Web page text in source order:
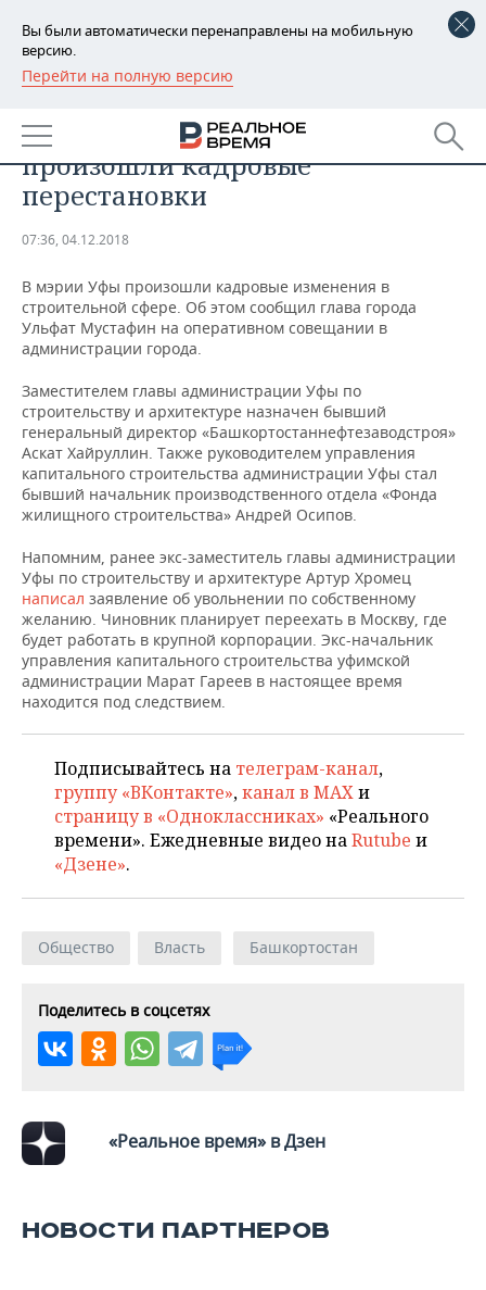
Вы были автоматически перенаправлены на мобильную
версию.
Перейти на полную версию
РЕГИОНЫ
БАШКОРТОСТАН
ТАТАРСТАН
НОВОСТИ
АНАЛИТИКА
ДЕКЛАРАЦИИ О ДОХОДАХ
КОРОЛИ ГОСЗАКАЗА ПФО
КОМУ ПРИНАДЛЕЖАТ
ТОРГОВЫЕ ЦЕНТРЫ
ТАТАРСТАНА
НОВОСТИ ЭКОНОМИКИ
ФИНАНСЫ
БЮДЖЕТ
ИНВЕСТИЦИИ
ПРОМЫШЛЕННОСТЬ
НОВОСТИ
ПРОМЫШЛЕННОСТИ
АГРОПРОМ
МАШИНОСТРОЕНИЕ
НЕФТЕХИМИЯ
ОПК
ЭНЕРГЕТИКА
НЕДВИЖИМОСТЬ
НОВОСТИ АВТО
БИЗНЕС
НОВОСТИ БИЗНЕСА
РОЗНИЧНАЯ ТОРГОВЛЯ
ТРАНСПОРТ
УСЛУГИ
ТЕХНОЛОГИИ
НОВОСТИ ТЕХНОЛОГИЙ
IT
МЕДИА
ТЕЛЕКОММУНИКАЦИИ
МЕРОПРИЯТИЯ
НОВОСТИ МЕРОПРИЯТИЙ
ВЫЕЗДНАЯ РЕДАКЦИЯ
БИЗНЕС-БРАНЧИ
ОТКРЫТАЯ ЛЕКЦИЯ
СПОРТ
НОВОСТИ СПОРТА
ФУТБОЛ
БАСКЕТБОЛ
ВОЛЕЙБОЛ
КИБЕРСПОРТ
ХОККЕЙ С МЯЧОМ
ОБЩЕСТВО
НОВОСТИ ОБЩЕСТВА
ИНФРАСТРУКТУРА
ИСТОРИЯ
КУЛЬТУРА
ПРОИСШЕСТВИЯ
ФОТОГАЛЕРЕЯ
СЮЖЕТЫ
СПРАВОЧНИК
СПИСОК ПЕРСОН
СПИСОК КОМПАНИЙ
ПОЛНАЯ ВЕРСИЯ
В администрации Уфы
произошли кадровые
перестановки
07:36, 04.12.2018
В мэрии Уфы произошли кадровые изменения в
строительной сфере. Об этом сообщил глава города
Ульфат Мустафин на оперативном совещании в
администрации города.
Заместителем главы администрации Уфы по
строительству и архитектуре назначен бывший
генеральный директор «Башкортостаннефтезаводстроя»
Аскат Хайруллин. Также руководителем управления
капитального строительства администрации Уфы стал
бывший начальник производственного отдела «Фонда
жилищного строительства» Андрей Осипов.
Напомним, ранее экс-заместитель главы администрации
Уфы по строительству и архитектуре Артур Хромец
написал заявление об увольнении по собственному
желанию. Чиновник планирует переехать в Москву, где
будет работать в крупной корпорации. Экс-начальник
управления капитального строительства уфимской
администрации Марат Гареев в настоящее время
находится под следствием.
Подписывайтесь на телеграм-канал,
группу «ВКонтакте»,канал в MAXи
страницу в «Одноклассниках» «Реального
времени». Ежедневные видео наRutube и
«Дзене».
Общество Власть Башкортостан
Поделитесь в соцсетях
«Реальное время» в Дзен
НОВОСТИ ПАРТНЕРОВ